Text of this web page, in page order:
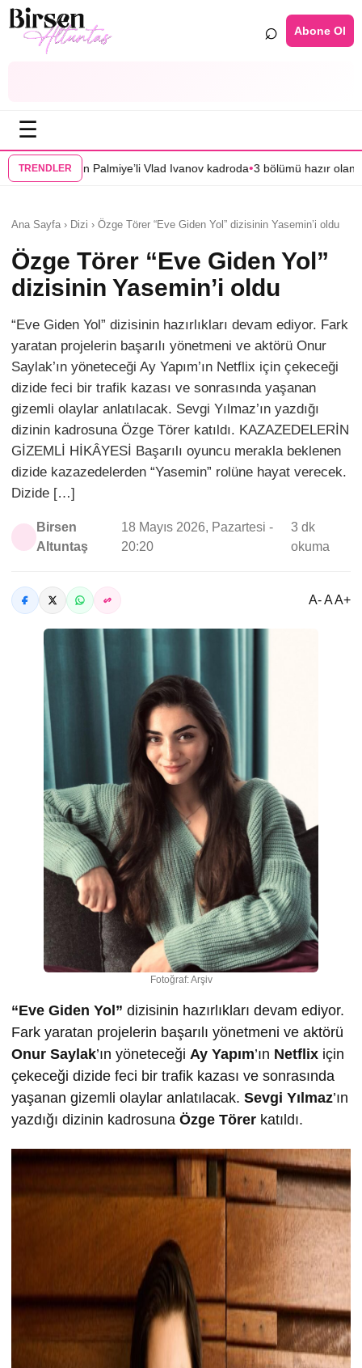
⌕ Abone Ol
☰
TRENDLER
Vlad Ivanov kadroda•3 bölümü hazır olan “Mercan Köşk”ün afişi
Ana Sayfa › Dizi › Özge Törer “Eve Giden Yol” dizisinin Yasemin’i oldu
Özge Törer “Eve Giden Yol”
dizisinin Yasemin’i oldu
“Eve Giden Yol” dizisinin hazırlıkları devam ediyor. Fark
yaratan projelerin başarılı yönetmeni ve aktörü Onur
Saylak’ın yöneteceği Ay Yapım’ın Netflix için çekeceği
dizide feci bir trafik kazası ve sonrasında yaşanan
gizemli olaylar anlatılacak. Sevgi Yılmaz’ın yazdığı
dizinin kadrosuna Özge Törer katıldı. KAZAZEDELERİN
GİZEMLİ HİKÂYESİ Başarılı oyuncu merakla beklenen
dizide kazazedelerden “Yasemin” rolüne hayat verecek.
Dizide […]
Birsen
Altuntaş
18 Mayıs 2026, Pazartesi -
20:20
3 dk
okuma
A- A A+
Fotoğraf: Arşiv
“Eve Giden Yol” dizisinin hazırlıkları devam ediyor.
Fark yaratan projelerin başarılı yönetmeni ve aktörü
Onur Saylak’ın yöneteceği Ay Yapım’ın Netflix için
çekeceği dizide feci bir trafik kazası ve sonrasında
yaşanan gizemli olaylar anlatılacak. Sevgi Yılmaz’ın
yazdığı dizinin kadrosuna Özge Törer katıldı.